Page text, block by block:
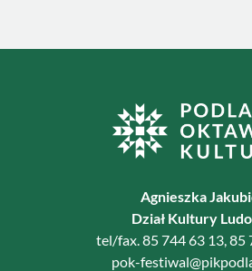
Agnieszka
Dział Kultury
tel/fax. 85 744 63 13, 85
pok-